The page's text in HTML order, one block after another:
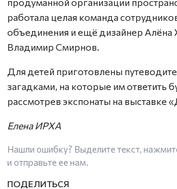
работала целая команда
объединения и ещё дизайнер Алёна
Владимир Смирнов.
Для детей приготовлены
загадками, на которые им ответить
рассмотрев экспонаты на выставке
Елена ИРХА
Нашли ошибку? Выделите текст,
и отправьте ее нам.